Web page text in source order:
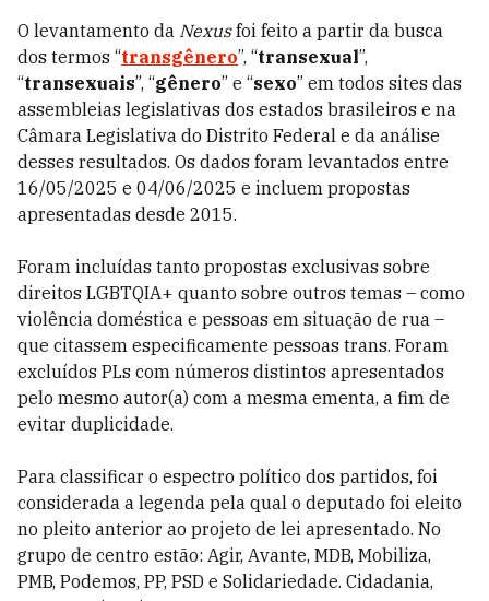
O levantamento da Nexusfoi feito a partir da busca
dos termos “transgênero”, “transexual”,
“transexuais”, “gênero” e “sexo” em todos sites das
assembleias legislativas dos estados brasileiros e na
Câmara Legislativa do Distrito Federal e da análise
desses resultados. Os dados foram levantados entre
16/05/2025 e 04/06/2025 e incluem propostas
apresentadas desde 2015.
Foram incluídas tanto propostas exclusivas sobre
direitos LGBTQIA+ quanto sobre outros temas – como
violência doméstica e pessoas em situação de rua –
que citassem especificamente pessoas trans. Foram
excluídos PLs com números distintos apresentados
pelo mesmo autor(a) com a mesma ementa, a fim de
evitar duplicidade.
Para classificar o espectro político dos partidos, foi
considerada a legenda pela qual o deputado foi eleito
no pleito anterior ao projeto de lei apresentado. No
grupo de centro estão: Agir, Avante, MDB, Mobiliza,
PMB, Podemos, PP, PSD e Solidariedade. Cidadania,